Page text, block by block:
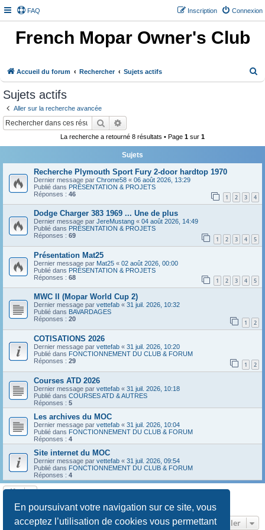
En poursuivant votre navigation sur ce site, vous
acceptez l’utilisation de cookies vous permettant
FAQ Connexion
Inscription
French Mopar Owner's Club
Accueil du forum Rechercher Sujets actifs
Sujets actifs
Aller sur la recherche avancée
Rechercher
La recherche a retourné 8 résultats • Page 1 sur 1
Sujets
Recherche Plymouth Sport Fury 2-door hardtop 1970
Dernier message par Chrome58 « 06 août 2026, 13:29
Publié dans PRÉSENTATION & PROJETS
Réponses : 46 1 2 3 4
Dodge Charger 383 1969 ... Une de plus
Dernier message par JereMustang « 04 août 2026, 14:49
Publié dans PRÉSENTATION & PROJETS
Réponses : 69 1 2 3 4 5
Présentation Mat25
Dernier message par Mat25 « 02 août 2026, 00:00
Publié dans PRÉSENTATION & PROJETS
Réponses : 68 1 2 3 4 5
MWC II (Mopar World Cup 2)
Dernier message par vettefab « 31 juil. 2026, 10:32
Publié dans BAVARDAGES
Réponses : 20 1 2
COTISATIONS 2026
Dernier message par vettefab « 31 juil. 2026, 10:20
Publié dans FONCTIONNEMENT DU CLUB & FORUM
Réponses : 29 1 2
Courses ATD 2026
Dernier message par vettefab « 31 juil. 2026, 10:18
Publié dans COURSES ATD & AUTRES
Réponses : 5
Les archives du MOC
Dernier message par vettefab « 31 juil. 2026, 10:04
Publié dans FONCTIONNEMENT DU CLUB & FORUM
Réponses : 4
Site internet du MOC
Dernier message par vettefab « 31 juil. 2026, 09:54
Publié dans FONCTIONNEMENT DU CLUB & FORUM
Réponses : 4
La recherche a retourné 8 résultats • Page1
Aller